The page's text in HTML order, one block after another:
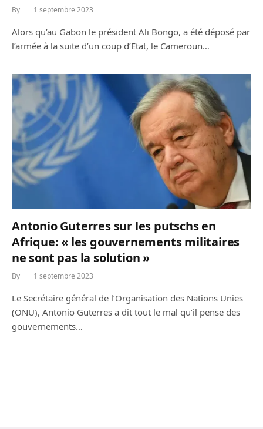
By 1 septembre 2023
Alors qu’au Gabon le président Ali Bongo, a été déposé par
l’armée à la suite d’un coup d’Etat, le Cameroun…
Antonio Guterres sur les putschs en
Afrique: « les gouvernements militaires
ne sont pas la solution »
By 1 septembre 2023
Le Secrétaire général de l’Organisation des Nations Unies
(ONU), Antonio Guterres a dit tout le mal qu’il pense des
gouvernements…